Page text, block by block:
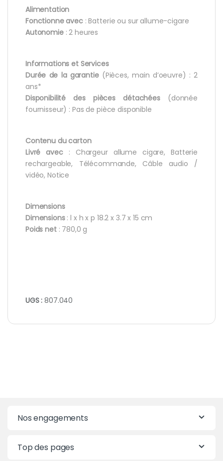
Alimentation
Fonctionne avec: Batterie ou sur allume-cigare
Autonomie: 2 heures
Informations et Services
Durée de la garantie(Pièces, main d’oeuvre) : 2
ans*
Disponibilité des pièces détachées(donnée
fournisseur) : Pas de pièce disponible
Contenu du carton
Livré avec: Chargeur allume cigare, Batterie
rechargeable, Télécommande, Câble audio /
vidéo, Notice
Dimensions
Dimensions: l x h x p 18.2 x 3.7 x 15 cm
Poids net: 780,0 g
UGS :807.040
Nos engagements
Top des pages